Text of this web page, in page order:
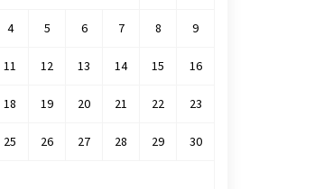
4 5 6 7 8 9
11 12 13 14 15 16
18 19 20 21 22 23
25 26 27 28 29 30